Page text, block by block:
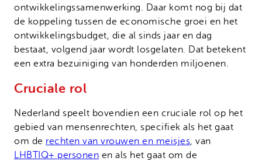
ontwikkelingssamenwerking. Daar komt nog bij dat
de koppeling tussen de economische groei en het
ontwikkelingsbudget, die al sinds jaar en dag
bestaat, volgend jaar wordt losgelaten. Dat betekent
een extra bezuiniging van honderden miljoenen.
Cruciale rol
Nederland speelt bovendien een cruciale rol op het
gebied van mensenrechten, specifiek als het gaat
om de rechten van vrouwen en meisjes, van
LHBTIQ+ personen en als het gaat om de